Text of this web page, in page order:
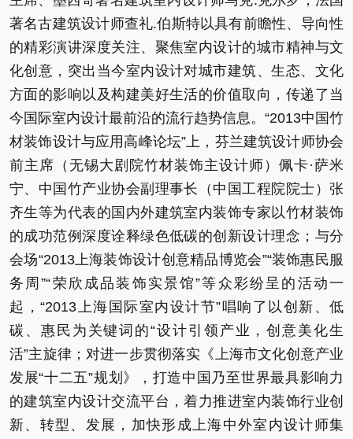
著名古建筑设计师查礼.伯斯特以具有前瞻性、导向性
的精彩演讲深度关注、聚焦室内设计的城市精神与文
化创意，突出当今室内设计对城市建筑、生态、文化
方面的影响以及构建美好生活的价值取向，传递了当
今国际室内设计最前沿的流行趋势信息。“2013中国竹
材装饰设计与应用高峰论坛”上，芬兰建筑设计师协会
前主席（无锡大剧院竹材装饰主设计师）佩卡·萨米
宁、中国竹产业协会副理事长（中国工程院院士）张
齐生等为代表的国内外建筑室内装饰专家以竹材装饰
的成功范例深度诠释绿色低碳的创新设计理念；与分
会场“2013上海装饰设计创意精品博览会”“装饰惠民服
务周”“荣欣成品装饰实景馆”等众彩纷呈的活动一
起，“2013上海国际室内设计节”唱响了以创新、低
碳、惠民为关键词的“设计引领产业，创意美化生
活”主旋律；对进一步贯彻落实《上海市文化创意产业
发展“十二五”规划》，打造中国乃至世界最具影响力
的建筑室内设计交流平台，着力推进室内装饰行业创
新、转型、发展，加快形成上海中外室内设计师集